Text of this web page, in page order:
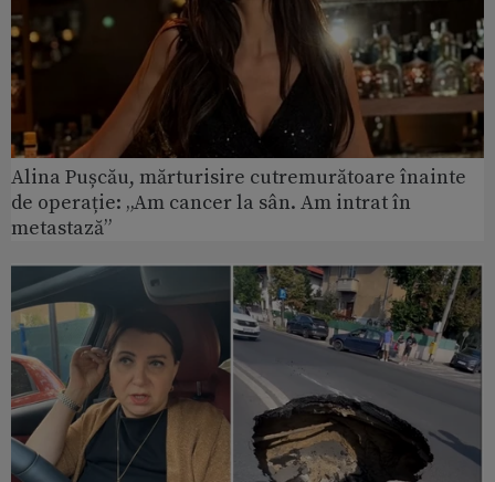
Alina Pușcău, mărturisire cutremurătoare înainte
de operație: „Am cancer la sân. Am intrat în
metastază”